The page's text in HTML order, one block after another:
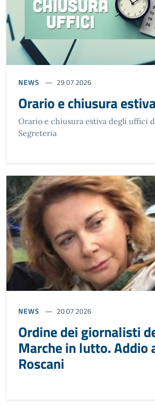
NEWS 29 07 2026
Orario e chiusura
Orario e chiusura estiva degli uffici
Segreteria
NEWS 20 07 2026
Ordine dei giornalisti
Marche in lutto. Addio
Roscani